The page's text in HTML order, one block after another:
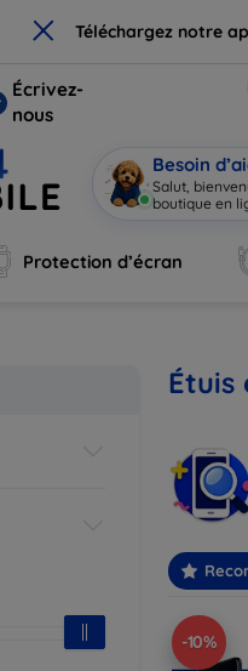
× Téléchargez notre
Écrivez-
nous
Besoin
Salut,
bouti|
Protection d’écran
Étuis
-10%